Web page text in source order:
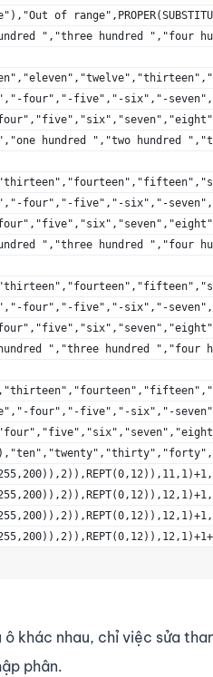
of
hundred ","three hundred
four","-five","-six","-
"),"","one hundred ","two
four","-five","-six","-
hundred ","three hundred
four","-five","-six","-
hundred ","three hundred
four","-five","-six","-
khác nhau, chỉ việc sửa
phân.